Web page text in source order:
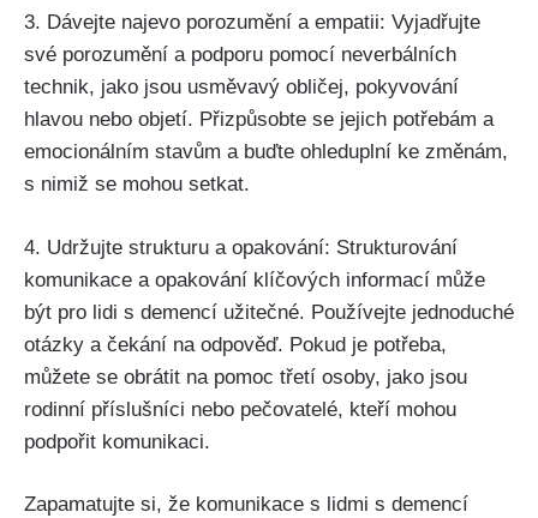
3. Dávejte najevo porozumění a empatii: Vyjadřujte
své porozumění a podporu pomocí neverbálních
technik, jako jsou usměvavý obličej, pokyvování
hlavou nebo objetí. Přizpůsobte se jejich potřebám a
emocionálním stavům a buďte ohleduplní ke změnám,
s nimiž se mohou setkat.
4. Udržujte strukturu a opakování: Strukturování
komunikace a opakování klíčových informací může
být pro lidi s demencí užitečné. Používejte jednoduché
otázky a čekání na odpověď. Pokud je potřeba,
můžete se obrátit na pomoc třetí osoby, jako jsou
rodinní příslušníci nebo pečovatelé, kteří mohou
podpořit komunikaci.
Zapamatujte si, že komunikace s lidmi s demencí